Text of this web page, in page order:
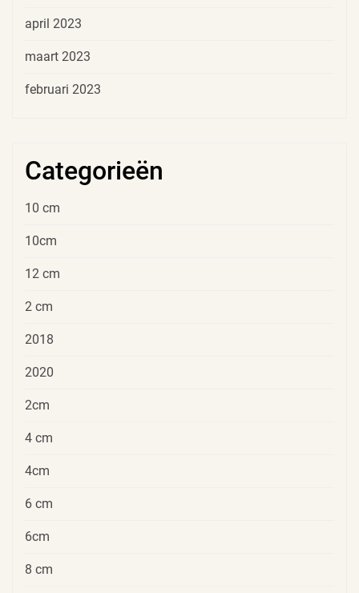
april 2023
maart 2023
februari 2023
Categorieën
10 cm
10cm
12 cm
2 cm
2018
2020
2cm
4 cm
4cm
6 cm
6cm
8 cm